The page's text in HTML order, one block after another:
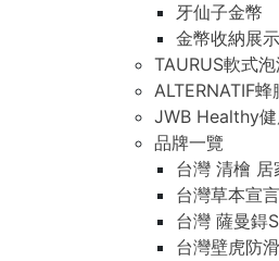
牙仙子金幣
金幣收納展
TAURUS軟式
ALTERNATIF蜂
JWB Healthy
品牌一覽
台灣 清檜
台灣草本宣
台灣 薩曼鍀
台灣壁虎防